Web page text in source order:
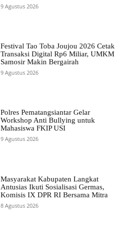
9 Agustus 2026
Festival Tao Toba Joujou 2026 Cetak
Transaksi Digital Rp6 Miliar, UMKM
Samosir Makin Bergairah
9 Agustus 2026
Polres Pematangsiantar Gelar
Workshop Anti Bullying untuk
Mahasiswa FKIP USI
9 Agustus 2026
Masyarakat Kabupaten Langkat
Antusias Ikuti Sosialisasi Germas,
Komisis IX DPR RI Bersama Mitra
8 Agustus 2026